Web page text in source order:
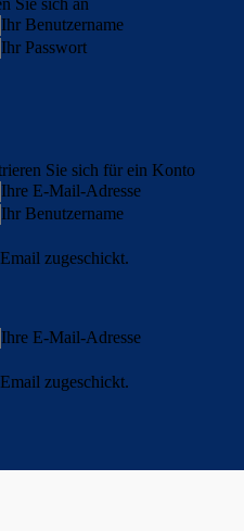
Sie sich an
Ihr Benutzername
Ihr Passwort
Sie sich für ein Konto
Ihre E-Mail-Adresse
Ihr Benutzername
zugeschickt.
Ihre E-Mail-Adresse
zugeschickt.